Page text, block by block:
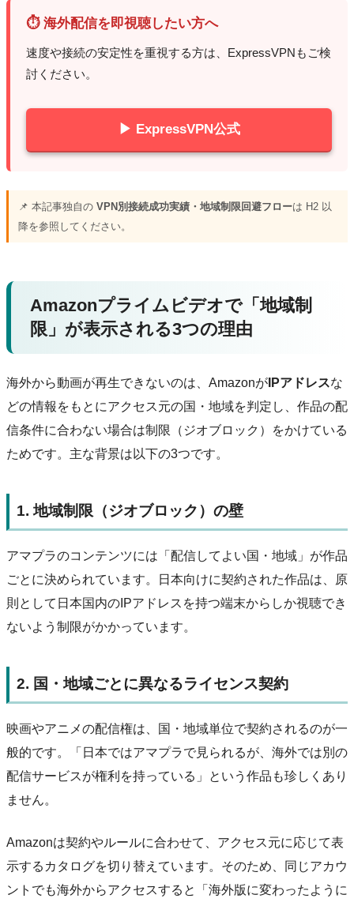
⏱ 海外配信を即視聴したい方へ
速度や接続の安定性を重視する方は、ExpressVPNもご検
討ください。
▶ ExpressVPN公式
📌 本記事独自の VPN別接続成功実績・地域制限回避フローは H2 以
降を参照してください。
Amazonプライムビデオで「地域制
限」が表示される3つの理由
海外から動画が再生できないのは、Amazonが IPアドレスな
どの情報をもとにアクセス元の国・地域を判定し、作品の配
信条件に合わない場合は制限（ジオブロック）をかけている
ためです。主な背景は以下の3つです。
1. 地域制限（ジオブロック）の壁
アマプラのコンテンツには「配信してよい国・地域」が作品
ごとに決められています。日本向けに契約された作品は、原
則として日本国内のIPアドレスを持つ端末からしか視聴でき
ないよう制限がかかっています。
2. 国・地域ごとに異なるライセンス契約
映画やアニメの配信権は、国・地域単位で契約されるのが一
般的です。「日本ではアマプラで見られるが、海外では別の
配信サービスが権利を持っている」という作品も珍しくあり
ません。
Amazonは契約やルールに合わせて、アクセス元に応じて表
示するカタログを切り替えています。そのため、同じアカウ
ントでも海外からアクセスすると「海外版に変わったように